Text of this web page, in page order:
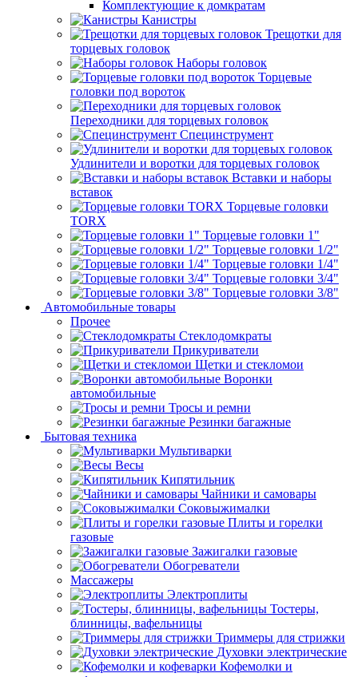
Комплектующие к домкратам
Канистры
Трещотки для
торцевых головок
Наборы головок
Торцевые
головки под вороток
Переходники для торцевых головок
Специнструмент
Удлинители и воротки для торцевых головок
Вставки и наборы
вставок
Торцевые головки
TORX
Торцевые головки 1"
Торцевые головки 1/2"
Торцевые головки 1/4"
Торцевые головки 3/4"
Торцевые головки 3/8"
Автомобильные товары
Прочее
Стеклодомкраты
Прикуриватели
Щетки и стекломои
Воронки
автомобильные
Тросы и ремни
Резинки багажные
Бытовая техника
Мультиварки
Весы
Кипятильник
Чайники и самовары
Соковыжималки
Плиты и горелки
газовые
Зажигалки газовые
Обогреватели
Массажеры
Электроплиты
Тостеры,
блинницы, вафельницы
Триммеры для стрижки
Духовки электрические
Кофемолки и